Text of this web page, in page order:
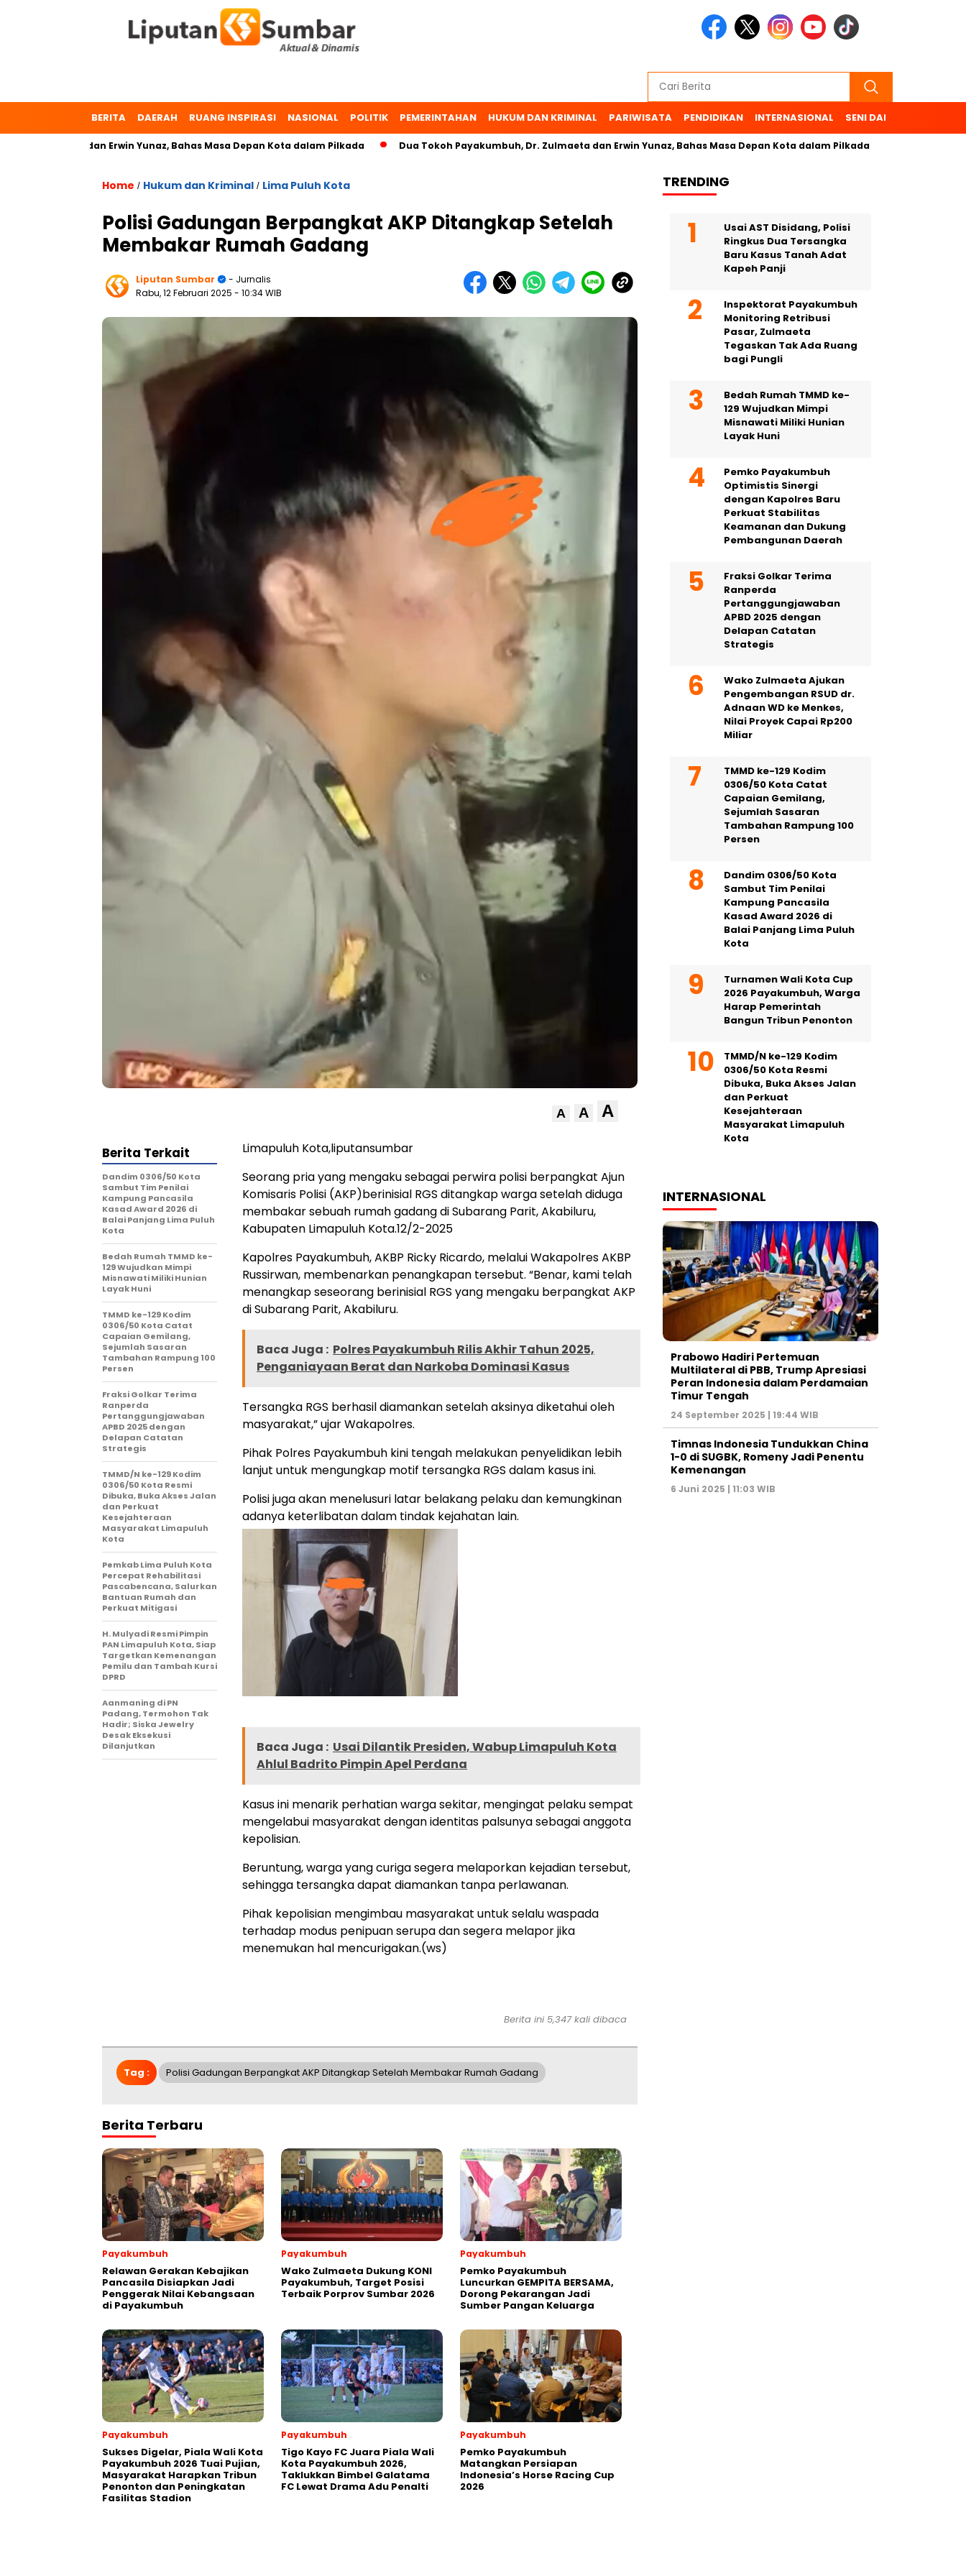
BERITA DAERAH RUANG INSPIRASI NASIONAL POLITIK PEMERINTAHAN HUKUM DAN KRIMINAL PARIWISATA PENDIDIKAN INTERNASIONAL SENI DAN BUDAYA
dan Erwin Yunaz, Bahas Masa Depan Kota dalam Pilkada Dua Tokoh Payakumbuh, Dr. Zulmaeta dan Erwin Yunaz, Bahas Masa Depan Kota dalam Pilkada
Home / Hukum dan Kriminal / Lima Puluh Kota
Polisi Gadungan Berpangkat AKP Ditangkap Setelah
Membakar Rumah Gadang
Liputan Sumbar
- Jurnalis
Rabu, 12 Februari 2025 - 10:34 WIB
A A A
Limapuluh Kota,liputansumbar
Seorang pria yang mengaku sebagai perwira polisi berpangkat Ajun
Komisaris Polisi (AKP)berinisial RGS ditangkap warga setelah diduga
membakar sebuah rumah gadang di Subarang Parit, Akabiluru,
Kabupaten Limapuluh Kota.12/2-2025
Kapolres Payakumbuh, AKBP Ricky Ricardo, melalui Wakapolres AKBP
Russirwan, membenarkan penangkapan tersebut. “Benar, kami telah
menangkap seseorang berinisial RGS yang mengaku berpangkat AKP
di Subarang Parit, Akabiluru.
Baca Juga : Polres Payakumbuh Rilis Akhir Tahun 2025,
Penganiayaan Berat dan Narkoba Dominasi Kasus
Tersangka RGS berhasil diamankan setelah aksinya diketahui oleh
masyarakat,” ujar Wakapolres.
Pihak Polres Payakumbuh kini tengah melakukan penyelidikan lebih
lanjut untuk mengungkap motif tersangka RGS dalam kasus ini.
Polisi juga akan menelusuri latar belakang pelaku dan kemungkinan
adanya keterlibatan dalam tindak kejahatan lain.
Baca Juga : Usai Dilantik Presiden, Wabup Limapuluh Kota
Ahlul Badrito Pimpin Apel Perdana
Kasus ini menarik perhatian warga sekitar, mengingat pelaku sempat
mengelabui masyarakat dengan identitas palsunya sebagai anggota
kepolisian.
Beruntung, warga yang curiga segera melaporkan kejadian tersebut,
sehingga tersangka dapat diamankan tanpa perlawanan.
Pihak kepolisian mengimbau masyarakat untuk selalu waspada
terhadap modus penipuan serupa dan segera melapor jika
menemukan hal mencurigakan.(ws)
Berita Terkait
Dandim 0306/50 Kota
Sambut Tim Penilai
Kampung Pancasila
Kasad Award 2026 di
Balai Panjang Lima Puluh
Kota
Bedah Rumah TMMD ke-
129 Wujudkan Mimpi
Misnawati Miliki Hunian
Layak Huni
TMMD ke-129 Kodim
0306/50 Kota Catat
Capaian Gemilang,
Sejumlah Sasaran
Tambahan Rampung 100
Persen
Fraksi Golkar Terima
Ranperda
Pertanggungjawaban
APBD 2025 dengan
Delapan Catatan
Strategis
TMMD/N ke-129 Kodim
0306/50 Kota Resmi
Dibuka, Buka Akses Jalan
dan Perkuat
Kesejahteraan
Masyarakat Limapuluh
Kota
Pemkab Lima Puluh Kota
Percepat Rehabilitasi
Pascabencana, Salurkan
Bantuan Rumah dan
Perkuat Mitigasi
H. Mulyadi Resmi Pimpin
PAN Limapuluh Kota, Siap
Targetkan Kemenangan
Pemilu dan Tambah Kursi
DPRD
Aanmaning di PN
Padang, Termohon Tak
Hadir; Siska Jewelry
Desak Eksekusi
Dilanjutkan
Berita ini 5,347 kali dibaca
Tag : Polisi Gadungan Berpangkat AKP Ditangkap Setelah Membakar Rumah Gadang
Berita Terbaru
Payakumbuh
Relawan Gerakan Kebajikan
Pancasila Disiapkan Jadi
Penggerak Nilai Kebangsaan
di Payakumbuh
Payakumbuh
Wako Zulmaeta Dukung KONI
Payakumbuh, Target Posisi
Terbaik Porprov Sumbar 2026
Payakumbuh
Pemko Payakumbuh
Luncurkan GEMPITA BERSAMA,
Dorong Pekarangan Jadi
Sumber Pangan Keluarga
Payakumbuh
Sukses Digelar, Piala Wali Kota
Payakumbuh 2026 Tuai Pujian,
Masyarakat Harapkan Tribun
Penonton dan Peningkatan
Fasilitas Stadion
Payakumbuh
Tigo Kayo FC Juara Piala Wali
Kota Payakumbuh 2026,
Taklukkan Bimbel Galatama
FC Lewat Drama Adu Penalti
Payakumbuh
Pemko Payakumbuh
Matangkan Persiapan
Indonesia’s Horse Racing Cup
2026
TRENDING
Usai AST Disidang, Polisi
Ringkus Dua Tersangka
Baru Kasus Tanah Adat
Kapeh Panji
Inspektorat Payakumbuh
Monitoring Retribusi
Pasar, Zulmaeta
Tegaskan Tak Ada Ruang
bagi Pungli
Bedah Rumah TMMD ke-
129 Wujudkan Mimpi
Misnawati Miliki Hunian
Layak Huni
Pemko Payakumbuh
Optimistis Sinergi
dengan Kapolres Baru
Perkuat Stabilitas
Keamanan dan Dukung
Pembangunan Daerah
Fraksi Golkar Terima
Ranperda
Pertanggungjawaban
APBD 2025 dengan
Delapan Catatan
Strategis
Wako Zulmaeta Ajukan
Pengembangan RSUD dr.
Adnaan WD ke Menkes,
Nilai Proyek Capai Rp200
Miliar
TMMD ke-129 Kodim
0306/50 Kota Catat
Capaian Gemilang,
Sejumlah Sasaran
Tambahan Rampung 100
Persen
Dandim 0306/50 Kota
Sambut Tim Penilai
Kampung Pancasila
Kasad Award 2026 di
Balai Panjang Lima Puluh
Kota
Turnamen Wali Kota Cup
2026 Payakumbuh, Warga
Harap Pemerintah
Bangun Tribun Penonton
TMMD/N ke-129 Kodim
0306/50 Kota Resmi
Dibuka, Buka Akses Jalan
dan Perkuat
Kesejahteraan
Masyarakat Limapuluh
Kota
INTERNASIONAL
Prabowo Hadiri Pertemuan
Multilateral di PBB, Trump Apresiasi
Peran Indonesia dalam Perdamaian
Timur Tengah
24 September 2025 | 19:44 WIB
Timnas Indonesia Tundukkan China
1-0 di SUGBK, Romeny Jadi Penentu
Kemenangan
6 Juni 2025 | 11:03 WIB